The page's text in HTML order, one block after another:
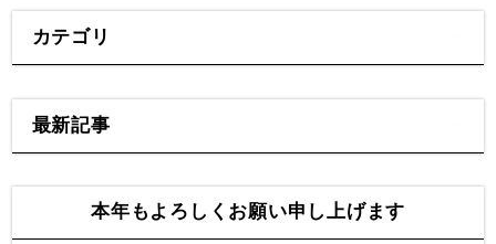
カテゴリ
最新記事
本年もよろしくお願い申し上げます